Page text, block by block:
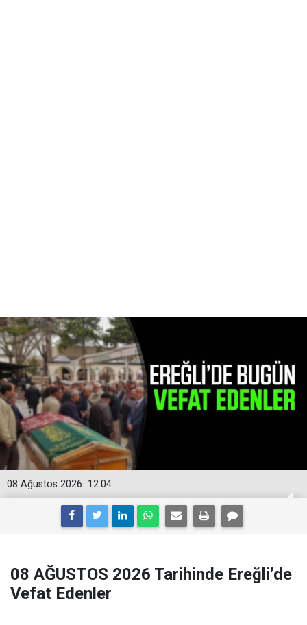
12:04
08 Ağustos 2026
08 AĞUSTOS 2026 Tarihinde Ereğli’de
Vefat Edenler